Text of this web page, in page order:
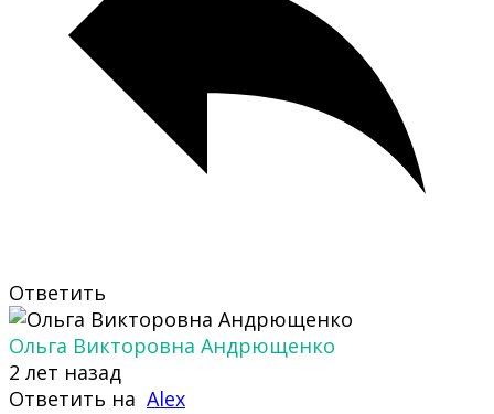
Ответить
Ольга Викторовна Андрющенко
2 лет назад
Ответить на Alex